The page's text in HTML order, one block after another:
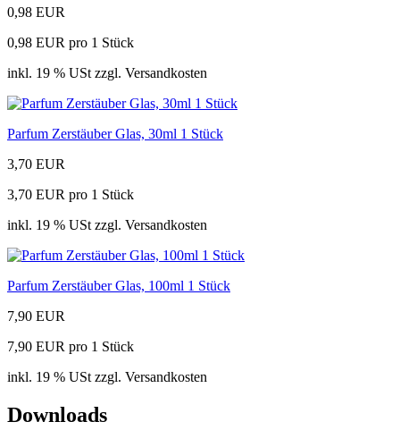
0,98 EUR
0,98 EUR pro 1 Stück
inkl. 19 % USt zzgl. Versandkosten
Parfum Zerstäuber Glas, 30ml 1 Stück
3,70 EUR
3,70 EUR pro 1 Stück
inkl. 19 % USt zzgl. Versandkosten
Parfum Zerstäuber Glas, 100ml 1 Stück
7,90 EUR
7,90 EUR pro 1 Stück
inkl. 19 % USt zzgl. Versandkosten
Downloads